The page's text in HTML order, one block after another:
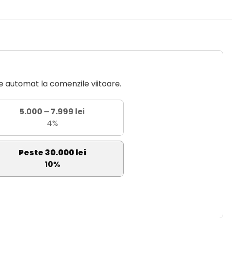
automat la comenzile viitoare.
5.000 – 7.999 lei
4%
Peste 30.000 lei
10%